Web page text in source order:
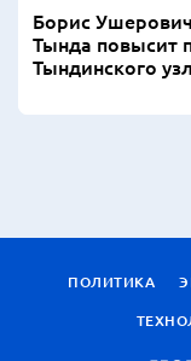
Борис
Тында повысит
Тындинского
ПОЛИТИКА